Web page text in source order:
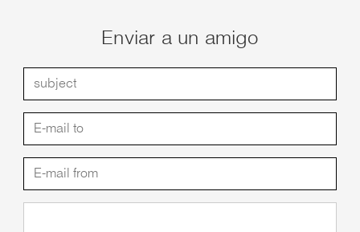
Enviar a un amigo